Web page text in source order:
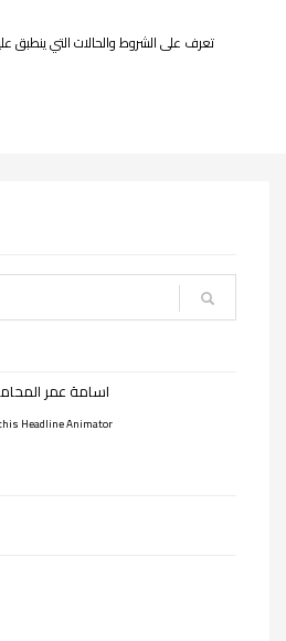
تعرف على الشروط والحالات التي ينطبق
Headline Animator